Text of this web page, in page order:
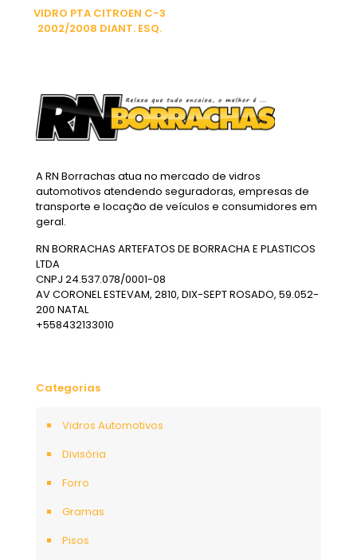
VIDRO PTA CITROEN C-3
2002/2008 DIANT. ESQ.
A RN Borrachas atua no mercado de vidros
automotivos atendendo seguradoras, empresas de
transporte e locação de veículos e consumidores em
geral.
RN BORRACHAS ARTEFATOS DE BORRACHA E PLASTICOS
LTDA
CNPJ 24.537.078/0001-08
AV CORONEL ESTEVAM, 2810, DIX-SEPT ROSADO, 59.052-
200 NATAL
+558432133010
Categorias
Vidros Automotivos
Divisória
Forro
Gramas
Pisos